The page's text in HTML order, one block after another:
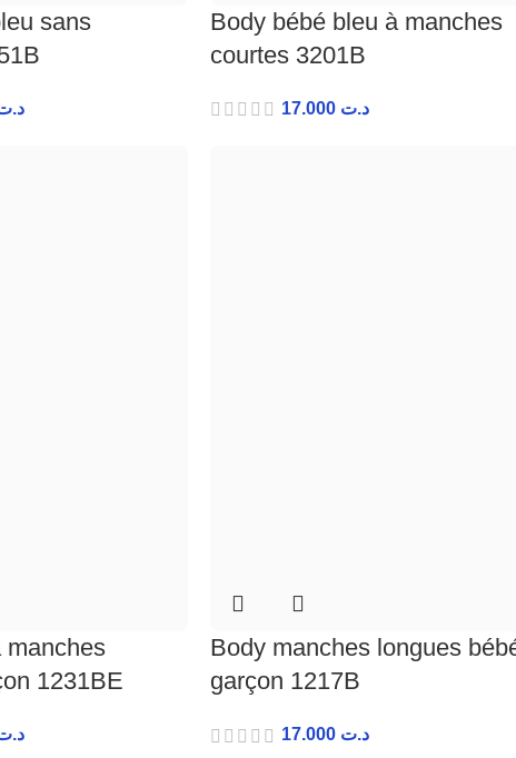
sans
Body bébé bleu à manches
courtes 3201B
د.ت
manches
1231BE
Body manches longues
garçon 1217B
د.ت